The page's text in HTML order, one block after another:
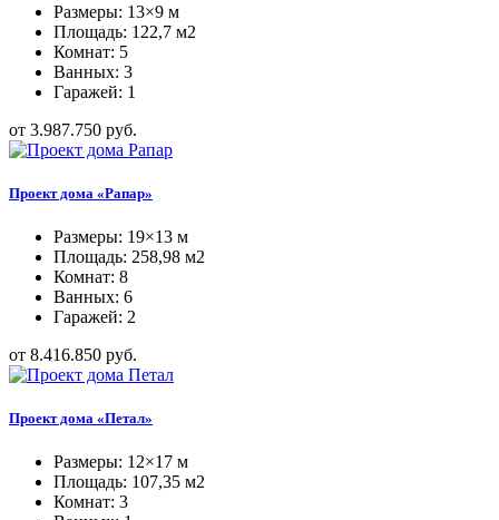
Размеры: 13×9 м
Площадь: 122,7 м2
Комнат: 5
Ванных: 3
Гаражей: 1
от 3.987.750 руб.
Проект дома «Рапар»
Размеры: 19×13 м
Площадь: 258,98 м2
Комнат: 8
Ванных: 6
Гаражей: 2
от 8.416.850 руб.
Проект дома «Петал»
Размеры: 12×17 м
Площадь: 107,35 м2
Комнат: 3